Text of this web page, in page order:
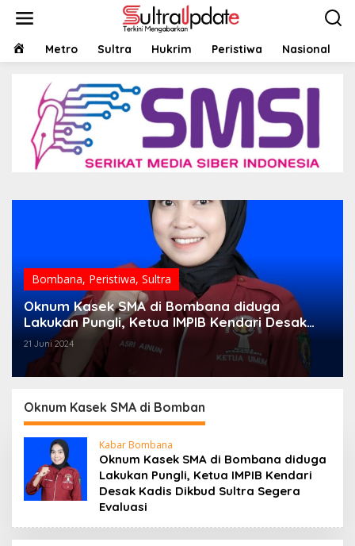
HOMEMetro Sultra Hukrim Peristiwa Nasional
Bombana, Peristiwa, Sultra
Oknum Kasek SMA di Bombana diduga
Lakukan Pungli, Ketua IMPIB Kendari Desak
Kadis Dikbud Sultra Segera Evaluasi
21 Juni 2024
Oknum Kasek SMA di Bomban
Kabar Bombana
Oknum Kasek SMA di Bombana diduga
Lakukan Pungli, Ketua IMPIB Kendari
Desak Kadis Dikbud Sultra Segera
Evaluasi